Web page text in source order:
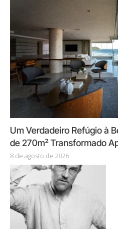
Um Verdadeiro Refúgio à
de 270m² Transformado
8 de agosto de 2026